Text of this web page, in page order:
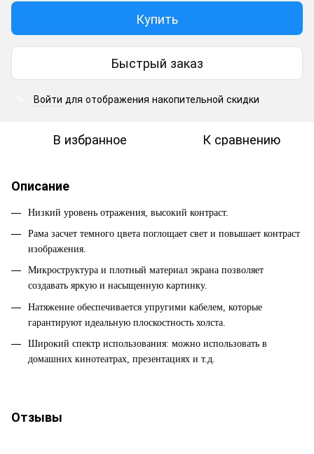
Купить
Быстрый заказ
Войти для отображения накопительной скидки
В избранное К сравнению
Описание
Низкий уровень отражения, высокий контраст.
Рама засчет темного цвета поглощает свет и повышает контраст
изображения.
Микроструктура и плотный материал экрана позволяет
создавать яркую и насыщенную картинку.
Натяжение обеспечивается упругими кабелем, которые
гарантируют идеальную плоскостность холста.
Широкий спектр использования: можно использовать в
домашних кинотеатрах, презентациях и т.д.
Отзывы